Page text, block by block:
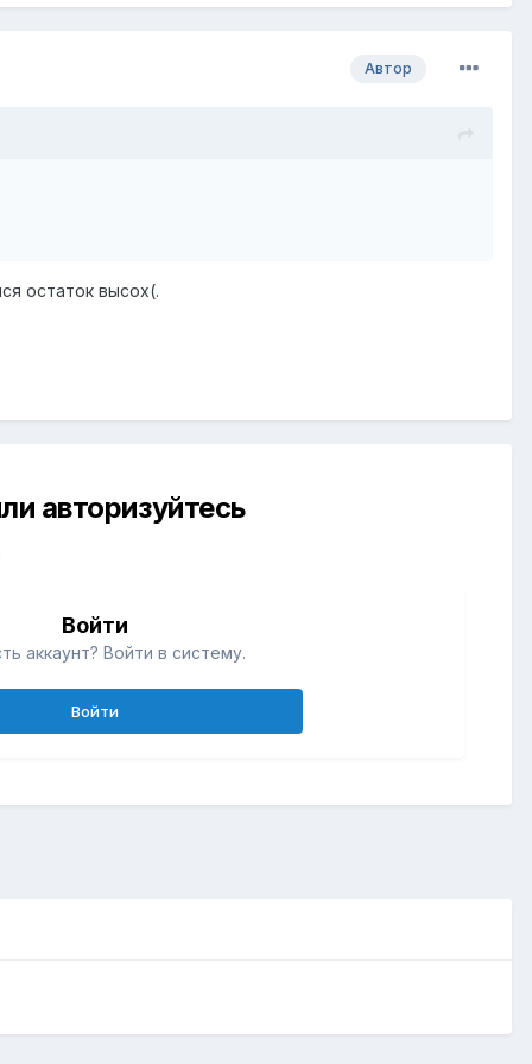
Автор
остаток высох(.
авторизуйтесь
Войти
аккаунт? Войти в систему.
Войти